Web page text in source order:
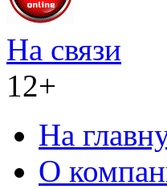
На связи
12+
На
О